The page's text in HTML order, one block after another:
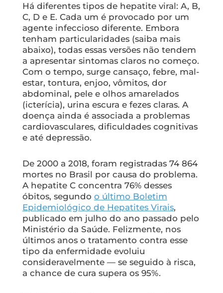
Há diferentes tipos de hepatite viral: A, B,
C, D e E. Cada um é provocado por um
agente infeccioso diferente. Embora
tenham particularidades (saiba mais
abaixo), todas essas versões não tendem
a apresentar sintomas claros no começo.
Com o tempo, surge cansaço, febre, mal-
estar, tontura, enjoo, vômitos, dor
abdominal, pele e olhos amarelados
(icterícia), urina escura e fezes claras. A
doença ainda é associada a problemas
cardiovasculares, dificuldades cognitivas
e até depressão.
De 2000 a 2018, foram registradas 74 864
mortes no Brasil por causa do problema.
A hepatite C concentra 76% desses
óbitos, segundo o último Boletim
Epidemiológico de Hepatites Virais,
publicado em julho do ano passado pelo
Ministério da Saúde. Felizmente, nos
últimos anos o tratamento contra esse
tipo da enfermidade evoluiu
consideravelmente — se seguido à risca,
a chance de cura supera os 95%.